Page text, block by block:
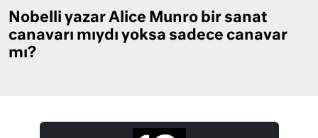
Nobelli yazar Alice Munro bir sanat
canavarı mıydı yoksa sadece canavar
mı?